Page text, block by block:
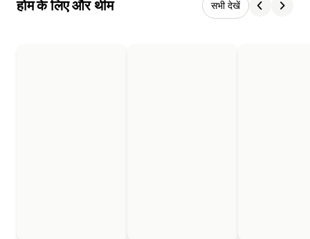
होम के लिए और थीम सभी देखें